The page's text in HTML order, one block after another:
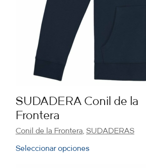
SUDADERA Conil de la
Frontera
Conil de la Frontera, SUDADERAS
Seleccionar opciones